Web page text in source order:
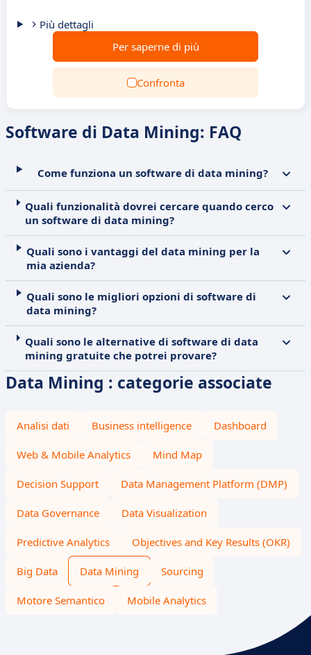
Più dettagli
Per saperne di più
Confronta
Software di Data Mining: FAQ
Come funziona un software di data mining?
Quali funzionalità dovrei cercare quando cerco
un software di data mining?
Quali sono i vantaggi del data mining per la
mia azienda?
Quali sono le migliori opzioni di software di
data mining?
Quali sono le alternative di software di data
mining gratuite che potrei provare?
Data Mining : categorie associate
Analisi dati Business intelligence Dashboard
Web & Mobile Analytics Mind Map
Decision Support Data Management Platform (DMP)
Data Governance Data Visualization
Predictive Analytics Objectives and Key Results (OKR)
Big Data Data Mining Sourcing
Motore Semantico Mobile Analytics